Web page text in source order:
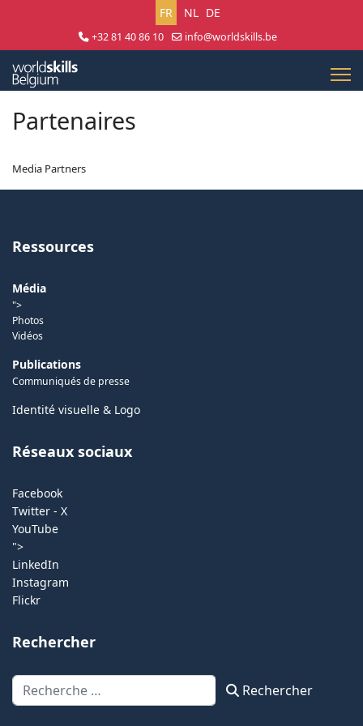
Sélectionnez votre langue
FR NL DE
+32 81 40 86 10
info@worldskills.be
Partenaires
Media Partners
Ressources
Média
">
Photos
Vidéos
Publications
Communiqués de presse
Identité visuelle & Logo
Réseaux sociaux
Facebook
Twitter - X
YouTube
">
LinkedIn
Instagram
Flickr
Rechercher
Rechercher Rechercher